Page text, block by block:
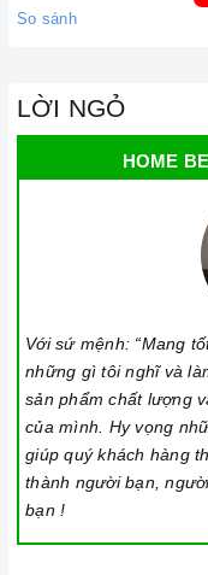
So sánh
LỜI NGỎ
HOME
Với sứ mệnh: “Mang
những gì tôi nghĩ và
sản phẩm chất lượng
của mình. Hy vọng
giúp quý khách hàng
thành người bạn,
bạn !